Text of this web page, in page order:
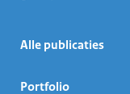
Alle publicaties
Portfolio